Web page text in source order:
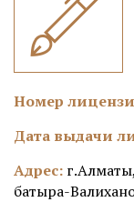
Номер
Дата выдачи
Адрес:
батыра-